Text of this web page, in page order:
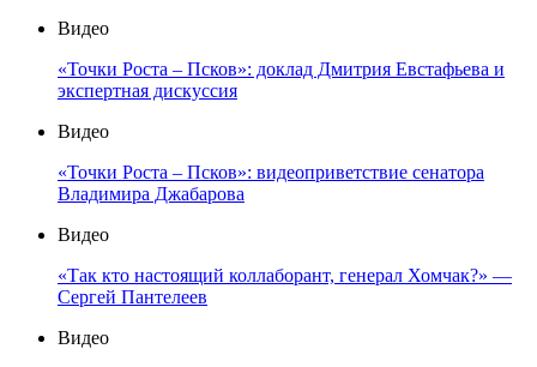
Видео
«Точки Роста – Псков»: доклад Дмитрия Евстафьева и
экспертная дискуссия
Видео
«Точки Роста – Псков»: видеоприветствие сенатора
Владимира Джабарова
Видео
«Так кто настоящий коллаборант, генерал Хомчак?» —
Сергей Пантелеев
Видео